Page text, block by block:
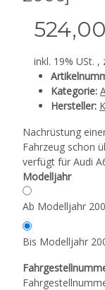
inkl. 19% USt. ,
Kategorie:
Hersteller:
Nachrüstung
Fahrzeug schon
verfügt für Audi
Modelljahr
Ab Modelljahr
Bis Modelljahr